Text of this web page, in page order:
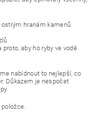
hranám kamenů
aby ho ryby ve vodě
nabídnout to nejlepší, co
Důkazem je nespočet